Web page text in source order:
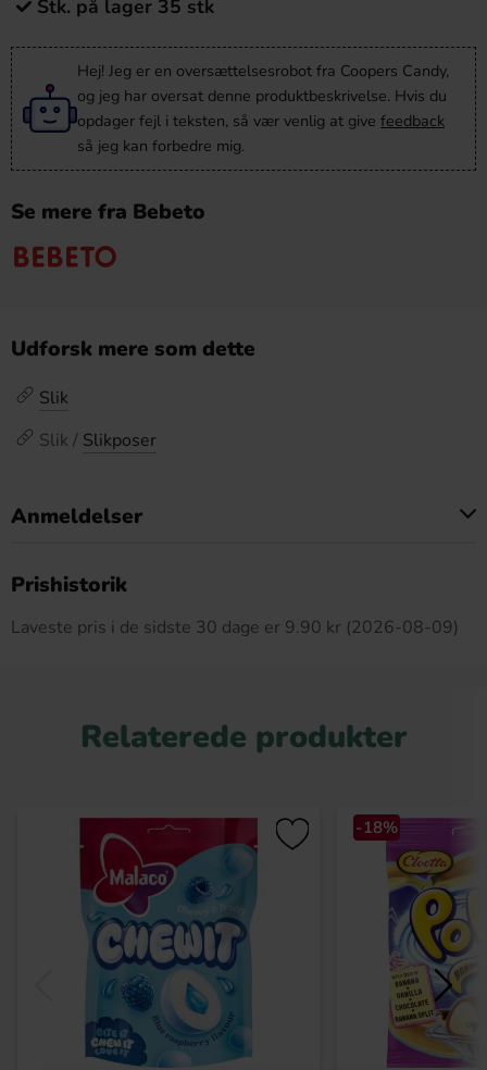
Stk. på lager 35 stk
Hej! Jeg er en oversættelsesrobot fra Coopers Candy,
og jeg har oversat denne produktbeskrivelse. Hvis du
opdager fejl i teksten, så vær venlig at give feedback
så jeg kan forbedre mig.
Se mere fra Bebeto
Udforsk mere som dette
Slik
Slik / Slikposer
Anmeldelser
Prishistorik
Laveste pris i de sidste 30 dage er 9.90 kr (2026-08-09)
Relaterede produkter
-18%